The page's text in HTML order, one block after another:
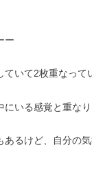
ー
いて2枚重なって
いる感覚と重なり
るけど、自分の